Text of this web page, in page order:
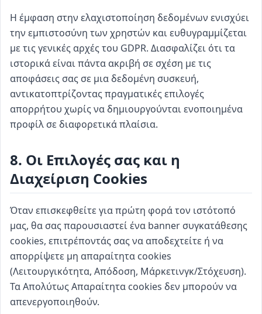
Η έμφαση στην ελαχιστοποίηση δεδομένων ενισχύει
την εμπιστοσύνη των χρηστών και ευθυγραμμίζεται
με τις γενικές αρχές του GDPR. Διασφαλίζει ότι τα
ιστορικά είναι πάντα ακριβή σε σχέση με τις
αποφάσεις σας σε μια δεδομένη συσκευή,
αντικατοπτρίζοντας πραγματικές επιλογές
απορρήτου χωρίς να δημιουργούνται ενοποιημένα
προφίλ σε διαφορετικά πλαίσια.
8. Οι Επιλογές σας και η
Διαχείριση Cookies
Όταν επισκεφθείτε για πρώτη φορά τον ιστότοπό
μας, θα σας παρουσιαστεί ένα banner συγκατάθεσης
cookies, επιτρέποντάς σας να αποδεχτείτε ή να
απορρίψετε μη απαραίτητα cookies
(Λειτουργικότητα, Απόδοση, Μάρκετινγκ/Στόχευση).
Τα Απολύτως Απαραίτητα cookies δεν μπορούν να
απενεργοποιηθούν.